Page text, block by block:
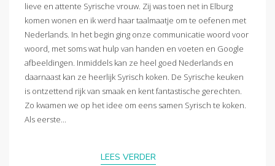
lieve en attente Syrische vrouw. Zij was toen net in Elburg
komen wonen en ik werd haar taalmaatje om te oefenen met
Nederlands. In het begin ging onze communicatie woord voor
woord, met soms wat hulp van handen en voeten en Google
afbeeldingen. Inmiddels kan ze heel goed Nederlands en
daarnaast kan ze heerlijk Syrisch koken. De Syrische keuken
is ontzettend rijk van smaak en kent fantastische gerechten.
Zo kwamen we op het idee om eens samen Syrisch te koken.
Als eerste...
LEES VERDER